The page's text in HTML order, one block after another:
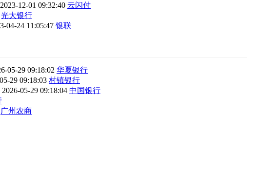
2023-12-01 09:32:40 云闪付
光大银行
04-24 11:05:47 银联
05-29 09:18:02 华夏银行
29 09:18:03 村镇银行
2026-05-29 09:18:04 中国银行
广州农商